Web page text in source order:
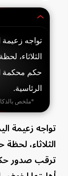
تواجه زعيمة
الثلاثاء،
حكم محكمة
الرئاسية.
*ملخص
تواجه زعيمة
الثلاثاء،
ترقب صدور